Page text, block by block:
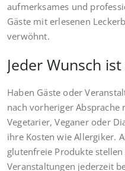
aufmerksames und
Gäste mit erlesenen
verwöhnt.
Jeder Wunsch
Haben Gäste oder
nach vorheriger Absprache
Vegetarier, Veganer oder
ihre Kosten wie Allergiker.
glutenfreie Produkte
Veranstaltungen jederzeit